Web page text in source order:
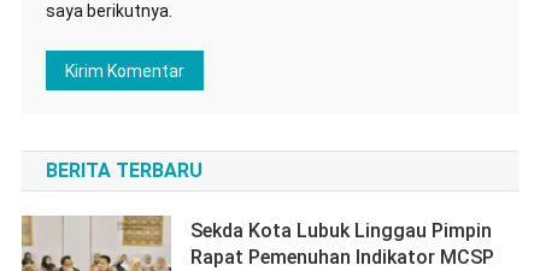
saya berikutnya.
BERITA TERBARU
Sekda Kota Lubuk Linggau Pimpin
Rapat Pemenuhan Indikator MCSP